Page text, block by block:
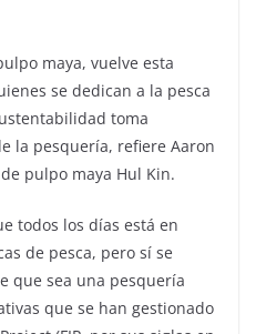
maya, vuelve esta
se dedican a la pesca
toma
la pesquería, refiere Aaron
pulpo maya Hul Kin.
todos los días está en
de pesca, pero sí se
que sea una pesquería
que se han gestionado